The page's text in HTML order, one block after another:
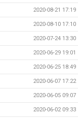
2020-08-21 17:19
2020-08-10 17:10
2020-07-24 13:30
2020-06-29 19:01
2020-06-25 18:49
2020-06-07 17:22
2020-06-05 09:07
2020-06-02 09:33